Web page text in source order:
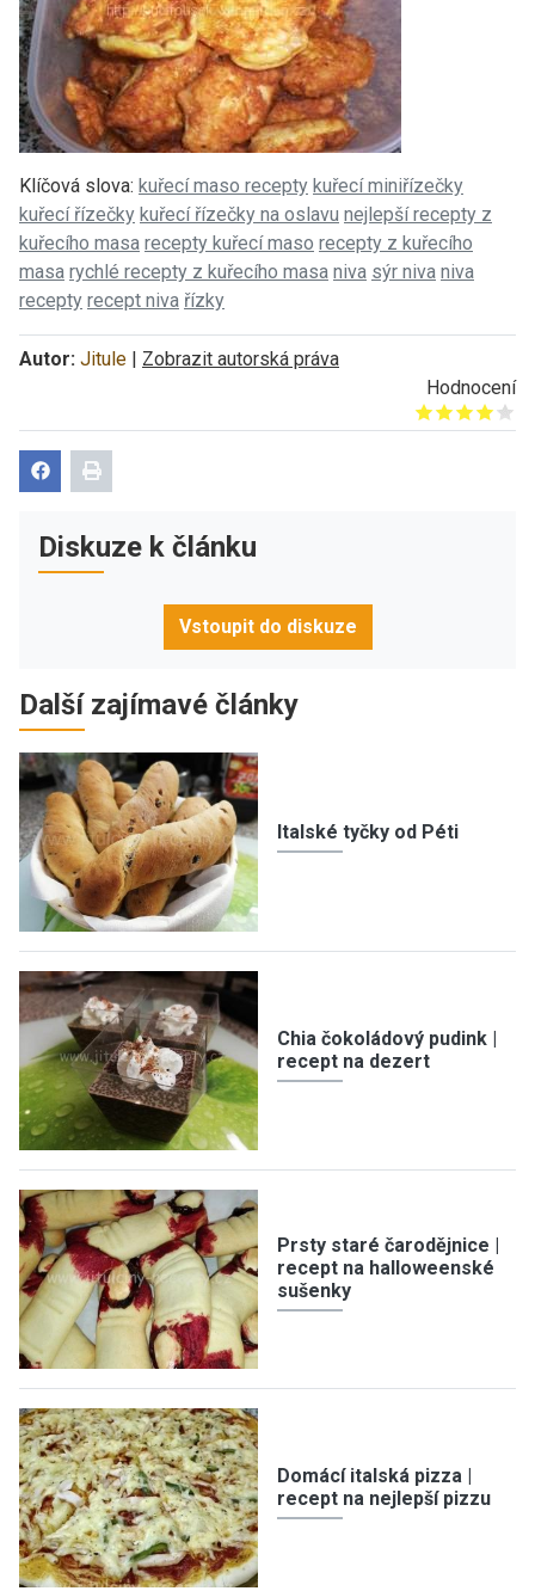
Klíčová slova: kuřecí maso recepty kuřecí miniřízečky
kuřecí řízečky kuřecí řízečky na oslavu nejlepší recepty z
kuřecího masa recepty kuřecí maso recepty z kuřecího
masa rychlé recepty z kuřecího masa niva sýr niva niva
recepty recept niva řízky
Autor: Jitule | Zobrazit autorská práva
Hodnocení
Give it 1/5
Give it 2/5
Give it 3/5
Give it 4/5
Give it 5/5
Diskuze k článku
Vstoupit do diskuze
Další zajímavé články
Italské tyčky od Péti
Chia čokoládový pudink |
recept na dezert
Prsty staré čarodějnice |
recept na halloweenské
sušenky
Domácí italská pizza |
recept na nejlepší pizzu